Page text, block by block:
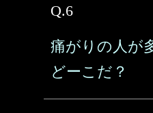
Q.6
痛がりの人が
どーこだ？